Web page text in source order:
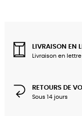
LIVRAISON EN
Livraison en
RETOURS DE
Sous 14 jours